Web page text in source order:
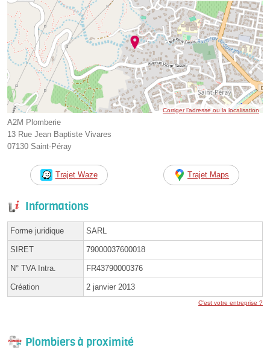
Corriger l’adresse ou la localisation
A2M Plomberie
13 Rue Jean Baptiste Vivares
07130 Saint-Péray
Trajet Waze Trajet Maps
Informations
Forme juridique SARL
SIRET 79000037600018
N° TVA Intra. FR43790000376
Création 2 janvier 2013
C'est votre entreprise ?
Plombiers à proximité